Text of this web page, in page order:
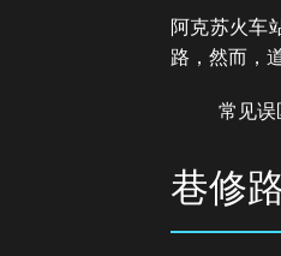
阿克苏火车
路，然而，
常见误
巷修